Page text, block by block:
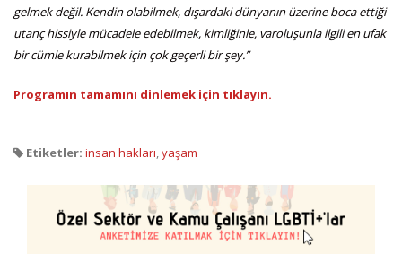
gelmek değil. Kendin olabilmek, dışardaki dünyanın üzerine boca ettiği
utanç hissiyle mücadele edebilmek, kimliğinle, varoluşunla ilgili en ufak
bir cümle kurabilmek için çok geçerli bir şey.”
Programın tamamını dinlemek için tıklayın.
Etiketler: insan hakları,yaşam